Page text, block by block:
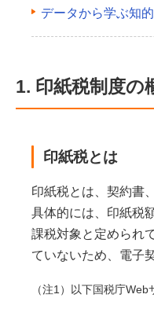
データから学ぶ知
1. 印紙税制度の
印紙税とは
印紙税とは、契約書
具体的には、印紙税
課税対象と定められ
ていないため、電子
（注1）以下国税庁Web